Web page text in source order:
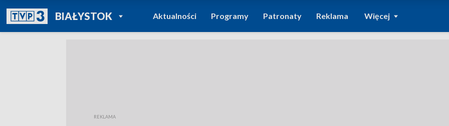
BIAŁYSTOKPOWRÓT DO
TVP REGIONY
Aktualności Programy Patronaty Reklama Więcej